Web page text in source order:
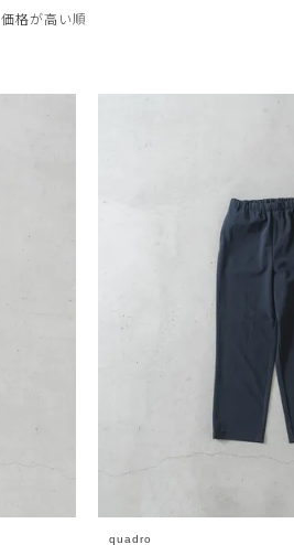
価格が高い順
quadro